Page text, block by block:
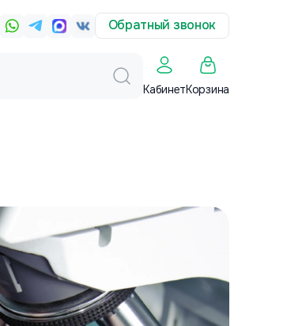
Обратный звонок
КабинетКорзина